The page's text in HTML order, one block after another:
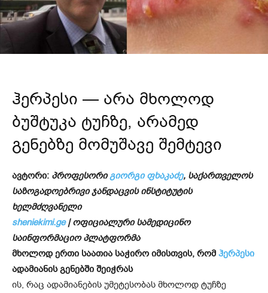
ჰერპესი — არა მხოლოდ
ბუშტუკა ტუჩზე, არამედ
გენებზე მომუშავე შემტევი
ავტორი: პროფესორიგიორგი ფხაკაძე, საქართველოს
საზოგადოებრივი ჯანდაცვის ინსტიტუტის
ხელმძღვანელი
sheniekimi.ge| ოფიციალური სამედიცინო
საინფორმაციო პლატფორმა
მხოლოდ ერთი საათია საჭირო იმისთვის, რომჰერპესი
ადამიანის გენებში შეიჭრას
ის, რაც ადამიანების უმეტესობას მხოლოდ ტუჩზე